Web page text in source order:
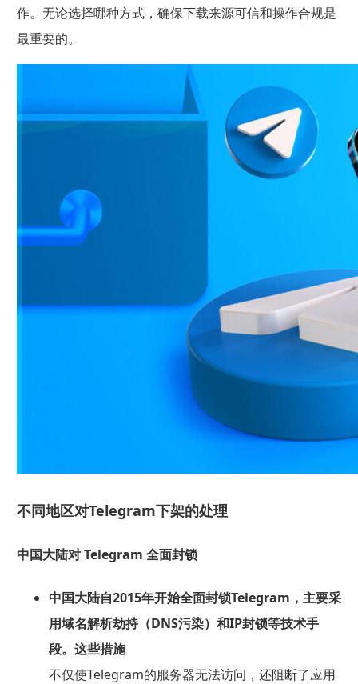
作。无论选择哪种方式，确保下载来源可信和操作合规是
最重要的。
不同地区对Telegram下架的处理
中国大陆对 Telegram 全面封锁
中国大陆自2015年开始全面封锁Telegram，主要采
用域名解析劫持（DNS污染）和IP封锁等技术手
段。这些措施
不仅使Telegram的服务器无法访问，还阻断了应用